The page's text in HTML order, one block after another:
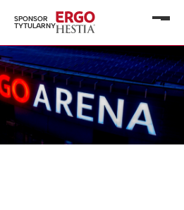
SPONSOR
TYTULARNY